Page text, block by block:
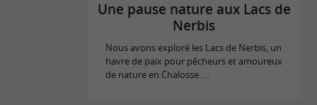
Une pause nature aux Lacs de
Nerbis
Nous avons exploré les Lacs de Nerbis, un
havre de paix pour pêcheurs et amoureux
de nature en Chalosse. ...